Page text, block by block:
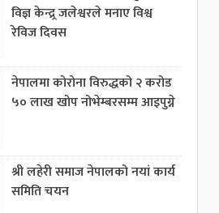
विज्ञ केन्द्र्र जलेश्वरले मनाए विश्व
रेविज दिवस
नेपालमा कोरोना विरुद्धको २ करोड
५० लाख खोप नोभेम्बरसम्म आइपुग्ने
श्री लहेरी समाज नेपालको नयां कार्य
समिति चयन